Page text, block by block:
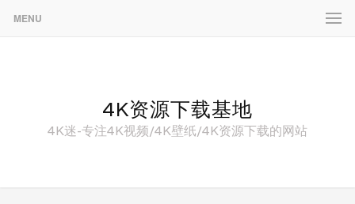
MENU
4K资源下载基地
4K迷-专注4K视频/4K壁纸/4K资源下载的网站